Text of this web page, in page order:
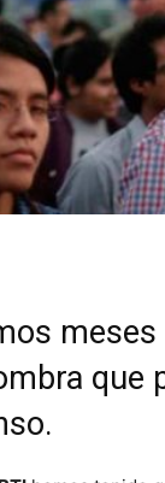
que